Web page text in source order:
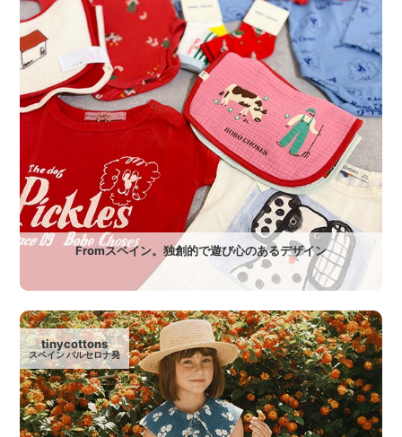
Fromスペイン。独創的で遊び心のあるデザイン
tinycottons
スペイン バルセロナ発